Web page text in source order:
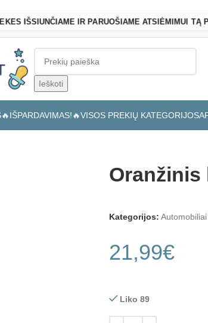
IŠSIUNČIAME IR PARUOŠIAME ATSIĖMIMUI TĄ
Ieškoti
🔥IŠPARDAVIMAS!🔥VISOS PREKIŲ KATEGORIJOS
Oranžinis
Kategorijos:
21,99€
Liko 89